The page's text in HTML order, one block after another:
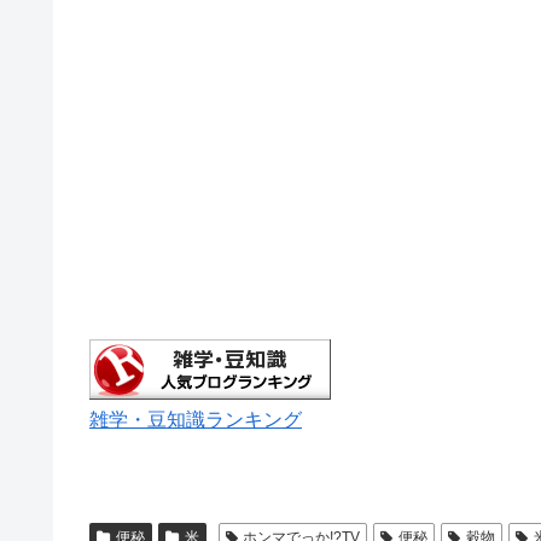
雑学・豆知識ランキング
便秘 米 ホンマでっか!?TV 便秘 穀物